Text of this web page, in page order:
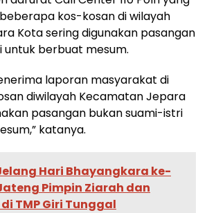
kos-kosan di wilayah
Kota sering digunakan pasangan
untuk berbuat mesum.
laporan masyarakat di
diwilayah Kecamatan Jepara
pasangan bukan suami-istri
katanya.
Hari Bhayangkara ke-
Pimpin Ziarah dan
TMP Giri Tunggal